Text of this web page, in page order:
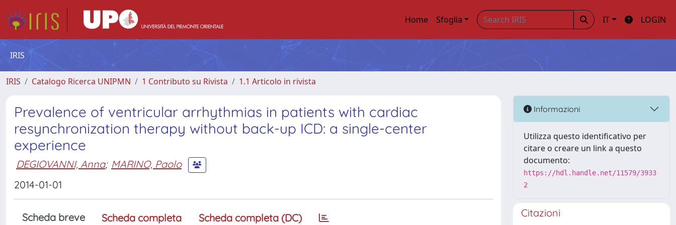
Home Sfoglia IT LOGIN
IRIS
IRIS Catalogo Ricerca UNIPMN 1 Contributo su Rivista 1.1 Articolo in rivista
Prevalence of ventricular arrhythmias in patients with cardiac
resynchronization therapy without back-up ICD: a single-center
experience
DEGIOVANNI, Anna; MARINO, Paolo
2014-01-01
Scheda breve Scheda completa Scheda completa (DC)
Informazioni
Utilizza questo identificativo per
citare o creare un link a questo
documento:
https://hdl.handle.net/11579/3933
2
Citazioni